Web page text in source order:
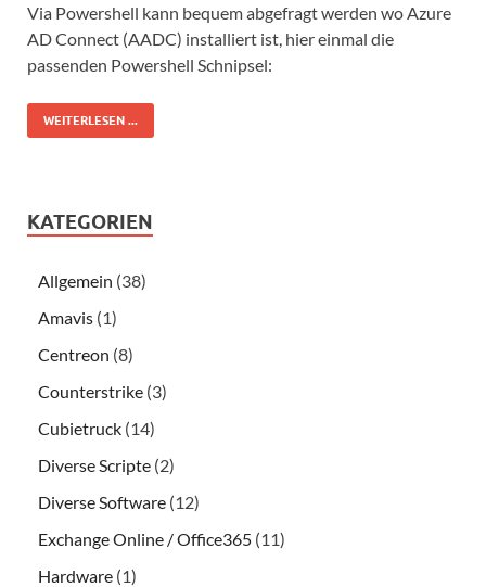
Via Powershell kann bequem abgefragt werden wo Azure
AD Connect (AADC) installiert ist, hier einmal die
passenden Powershell Schnipsel:
WEITERLESEN ...
KATEGORIEN
Allgemein (38)
Amavis (1)
Centreon (8)
Counterstrike (3)
Cubietruck (14)
Diverse Scripte (2)
Diverse Software (12)
Exchange Online / Office365 (11)
Hardware (1)